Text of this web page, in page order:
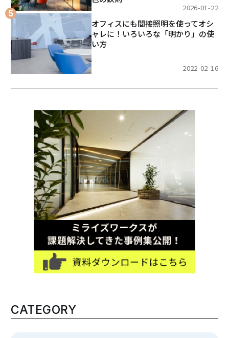
2026-01-22
オフィスにも間接照明を使ってオシ
ャレに！いろいろな「明かり」の使
い方
2022-02-16
CATEGORY